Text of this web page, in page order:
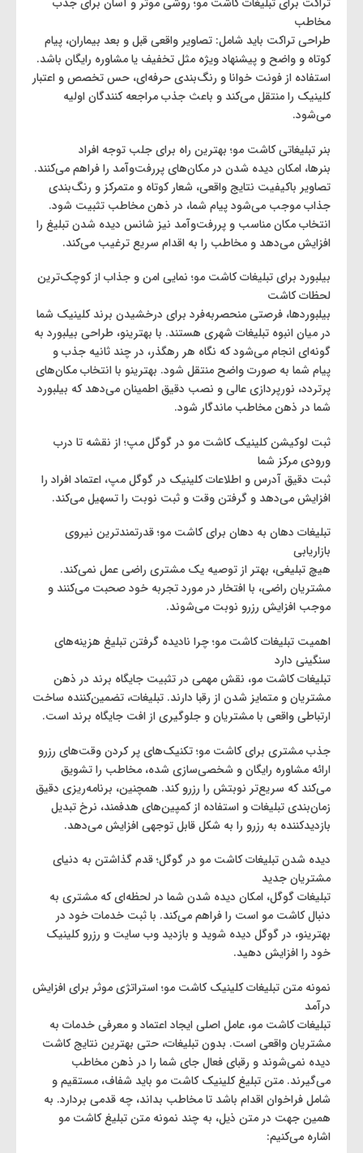
مخاطب
طراحی تراکت باید شامل: تصاویر واقعی قبل و بعد بیماران، پیام
کوتاه و واضح و پیشنهاد ویژه مثل تخفیف یا مشاوره رایگان باشد.
استفاده از فونت خوانا و رنگ‌بندی حرفه‌ای، حس تخصص و اعتبار
کلینیک را منتقل می‌کند و باعث جذب مراجعه‌ کنندگان اولیه
می‌شود.
بنر تبلیغاتی کاشت مو؛ بهترین راه برای جلب توجه افراد
بنرها، امکان دیده شدن در مکان‌های پررفت‌وآمد را فراهم می‌کنند.
تصاویر باکیفیت نتایج واقعی، شعار کوتاه و متمرکز و رنگ‌بندی
جذاب موجب می‌شود پیام شما، در ذهن مخاطب تثبیت شود.
انتخاب مکان مناسب و پررفت‌وآمد نیز شانس دیده شدن تبلیغ را
افزایش می‌دهد و مخاطب را به اقدام سریع ترغیب می‌کند.
بیلبورد برای تبلیغات کاشت مو؛ نمایی امن و جذاب از کوچک‌ترین
لحظات کاشت
بیلبوردها، فرصتی منحصربه‌فرد برای درخشیدن برند کلینیک شما
در میان انبوه تبلیغات شهری هستند. با بهترینو، طراحی بیلبورد به
گونه‌ای انجام می‌شود که نگاه هر رهگذر، در چند ثانیه جذب و
پیام شما به ‌صورت واضح منتقل شود. بهترینو با انتخاب مکان‌های
پرتردد، نورپردازی عالی و نصب دقیق اطمینان می‌دهد که بیلبورد
شما در ذهن مخاطب ماندگار شود.
ثبت لوکیشن کلینیک کاشت مو در گوگل مپ؛ از نقشه تا درب
ورودی مرکز شما
ثبت دقیق آدرس و اطلاعات کلینیک در گوگل مپ، اعتماد افراد را
افزایش می‌دهد و گرفتن وقت و ثبت نوبت را تسهیل می‌کند.
تبلیغات دهان به دهان برای کاشت مو؛ قدرتمندترین نیروی
بازاریابی
هیچ تبلیغی، بهتر از توصیه یک مشتری راضی عمل نمی‌کند.
مشتریان راضی، با افتخار در مورد تجربه خود صحبت می‌کنند و
موجب افزایش رزرو نوبت می‌شوند.
اهمیت تبلیغات کاشت مو؛ چرا نادیده گرفتن تبلیغ هزینه‌های
سنگینی دارد
تبلیغات کاشت مو، نقش مهمی در تثبیت جایگاه برند در ذهن
مشتریان و متمایز شدن از رقبا دارند. تبلیغات، تضمین‌کننده ساخت
ارتباطی واقعی با مشتریان و جلوگیری از افت جایگاه برند است.
جذب مشتری برای کاشت مو؛ تکنیک‌های پر کردن وقت‌های رزرو
ارائه مشاوره رایگان و شخصی‌سازی شده، مخاطب را تشویق
می‌کند که سریع‌تر نوبتش را رزرو کند. همچنین، برنامه‌ریزی دقیق
زمان‌بندی تبلیغات و استفاده از کمپین‌های هدفمند، نرخ تبدیل
بازدیدکننده به رزرو را به شکل قابل توجهی افزایش می‌دهد.
دیده شدن تبلیغات کاشت مو در گوگل؛ قدم گذاشتن به دنیای
مشتریان جدید
تبلیغات گوگل، امکان دیده شدن شما در لحظه‌ای که مشتری به
دنبال کاشت مو است را فراهم می‌کند. با ثبت خدمات خود در
بهترینو، در گوگل دیده شوید و بازدید وب سایت و رزرو کلینیک
خود را افزایش دهید.
نمونه متن تبلیغات کلینیک کاشت مو؛ استراتژی موثر برای افزایش
درآمد
تبلیغات کاشت مو، عامل اصلی ایجاد اعتماد و معرفی خدمات به
مشتریان واقعی است. بدون تبلیغات، حتی بهترین نتایج کاشت
دیده نمی‌شوند و رقبای فعال جای شما را در ذهن مخاطب
می‌گیرند. متن تبلیغ کلینیک کاشت مو باید شفاف، مستقیم و
شامل فراخوان اقدام باشد تا مخاطب بداند، چه قدمی بردارد. به
همین جهت در متن ذیل، به چند نمونه متن تبلیغ کاشت مو
اشاره می‌کنیم: